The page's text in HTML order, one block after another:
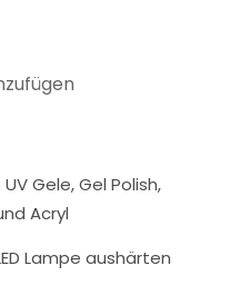
Gele, Gel Polish,
Acryl
Lampe aushärten